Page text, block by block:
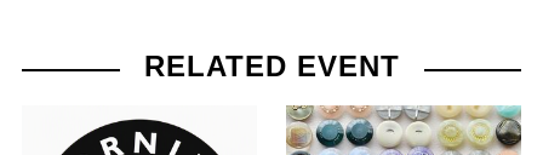
RELATED EVENT